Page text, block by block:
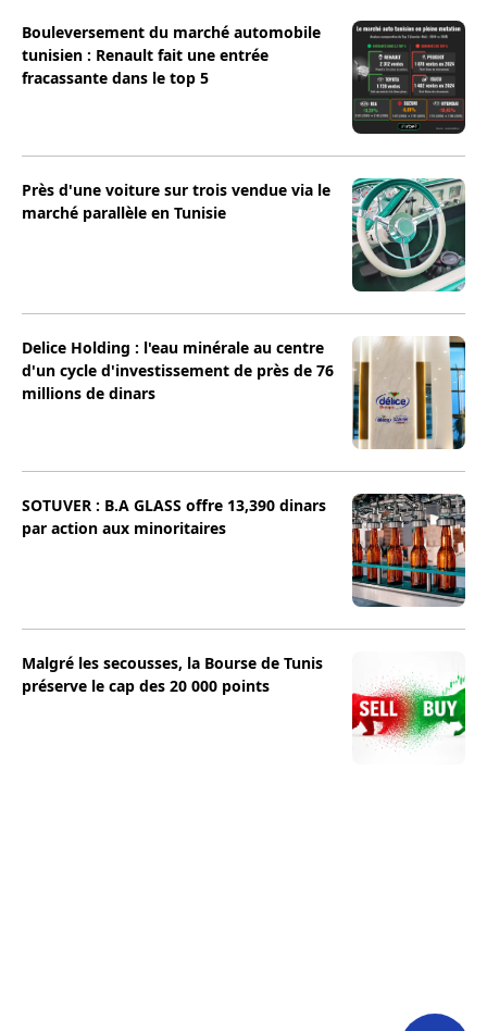
Bouleversement du marché automobile
tunisien : Renault fait une entrée
fracassante dans le top 5
Près d'une voiture sur trois vendue via le
marché parallèle en Tunisie
Delice Holding : l'eau minérale au centre
d'un cycle d'investissement de près de 76
millions de dinars
SOTUVER : B.A GLASS offre 13,390 dinars
par action aux minoritaires
Malgré les secousses, la Bourse de Tunis
préserve le cap des 20 000 points